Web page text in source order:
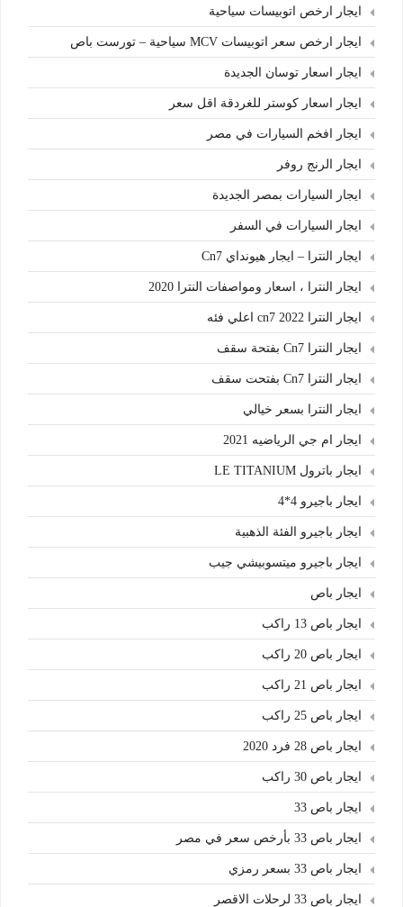
ايجار ارخص اتوبيسات سياحية
ايجار ارخص سعر اتوبيسات MCV سياحية – تورست باص
ايجار اسعار توسان الجديدة
ايجار اسعار كوستر للغردقة اقل سعر
ايجار افخم السيارات في مصر
ايجار الرنج روفر
ايجار السيارات بمصر الجديدة
ايجار السيارات في السفر
ايجار النترا – ايجار هيونداي Cn7
ايجار النترا ، اسعار ومواصفات النترا 2020
ايجار النترا cn7 2022 اعلي فئه
ايجار النترا Cn7 بفتحة سقف
ايجار النترا Cn7 بفتحت سقف
ايجار النترا بسعر خيالي
ايجار ام جي الرياضيه 2021
ايجار باترول LE TITANIUM
ايجار باجيرو 4*4
ايجار باجيرو الفئة الذهبية
ايجار باجيرو ميتسوبيشي جيب
ايجار باص
ايجار باص 13 راكب
ايجار باص 20 راكب
ايجار باص 21 راكب
ايجار باص 25 راكب
ايجار باص 28 فرد 2020
ايجار باص 30 راكب
ايجار باص 33
ايجار باص 33 بأرخص سعر في مصر
ايجار باص 33 بسعر رمزي
ايجار باص 33 لرحلات الاقصر